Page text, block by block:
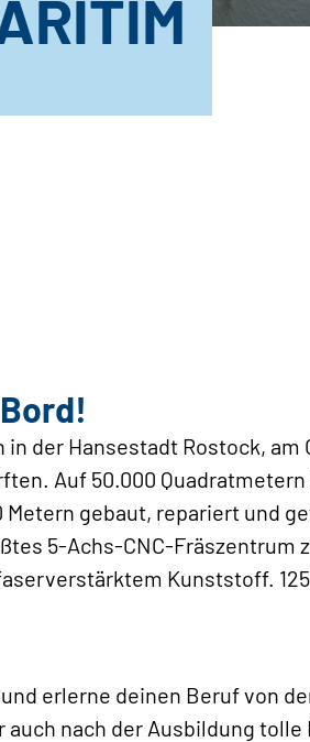
in der Hansestadt Rostock,
Auf 50.000
Metern gebaut, repariert und
5-Achs-CNC-Fräszentrum
Kunststoff.
erlerne deinen Beruf von
nach der Ausbildung